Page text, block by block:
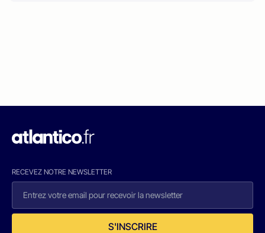
RECEVEZ NOTRE NEWSLETTER
S'INSCRIRE